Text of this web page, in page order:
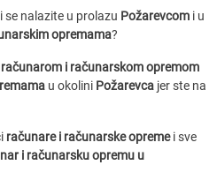
se nalazite u prolazu Požarevcom i u
opremama?
računarom i računarskom opremom
u okolini Požarevca jer ste na
računare i računarske opremei sve
i računarsku opremu u